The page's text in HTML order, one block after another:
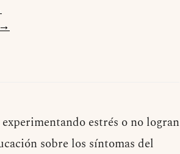
→
estrés o no logran
sobre los síntomas del